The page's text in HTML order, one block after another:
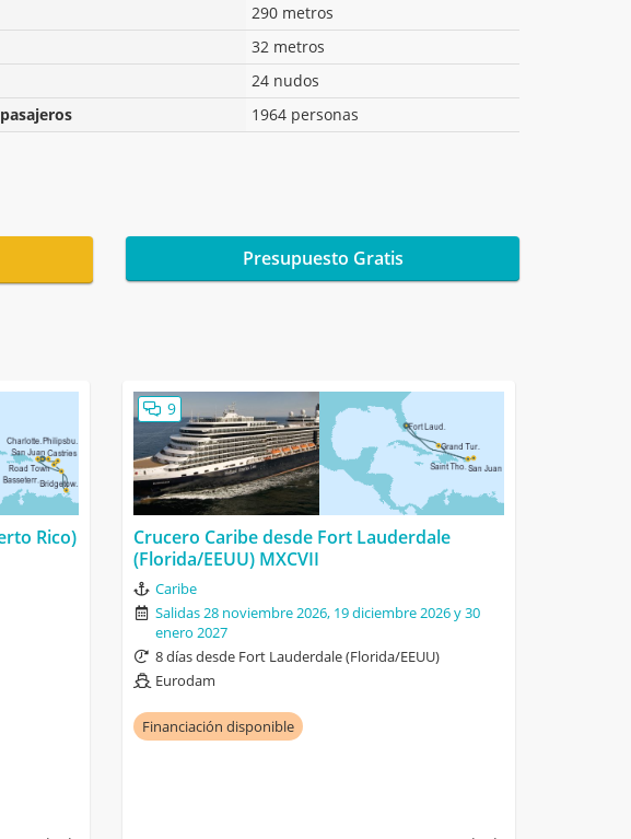
290 metros
32 metros
24 nudos
1964 personas
Presupuesto Gratis
Rico)
9
Crucero Caribe desde Fort Lauderdale
(Florida/EEUU) MXCVII
Caribe
Salidas 28 noviembre 2026, 19 diciembre 2026 y 30
enero 2027
8 días desde Fort Lauderdale (Florida/EEUU)
Eurodam
Financiación disponible